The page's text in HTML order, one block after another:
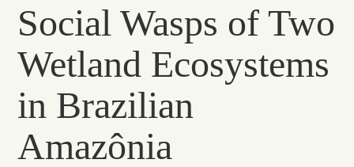
Social Wasps of Two
Wetland Ecosystems
in Brazilian
Amazônia